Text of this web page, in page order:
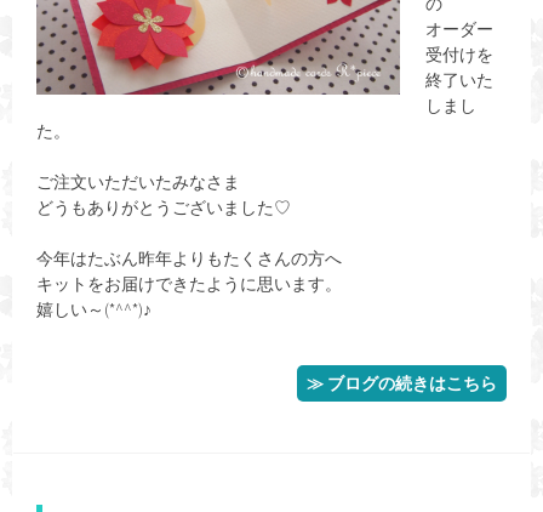
オーダー
受付けを
終了いた
しまし
た。
ご注文いただいたみなさま
どうもありがとうございました♡
今年はたぶん昨年よりもたくさんの方へ
キットをお届けできたように思います。
嬉しい～(*^^*)♪
≫ ブログの続きはこちら